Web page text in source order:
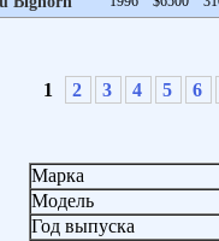
1 2 3 4 5 6
Марка
Модель
Год выпуска